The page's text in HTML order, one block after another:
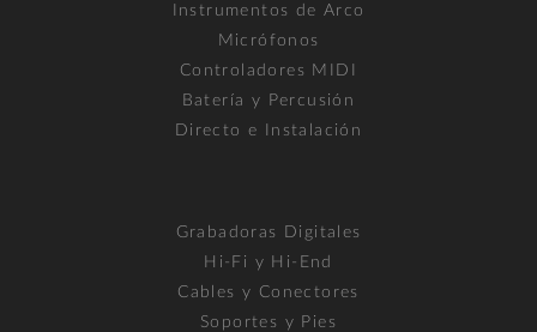
Instrumentos de Arco
Micrófonos
Controladores MIDI
Batería y Percusión
Directo e Instalación
Grabadoras Digitales
Hi-Fi y Hi-End
Cables y Conectores
Soportes y Pies